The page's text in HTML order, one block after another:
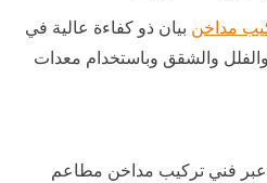
مداخن بيان ذو كفاءة عالية في
والشقق وباستخدام معدات
عبر فني تركيب مداخن مطاعم